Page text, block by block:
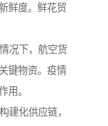
鲜度。鲜花贸
况下，航空货
键物资。疫情
用。
建化供应链，